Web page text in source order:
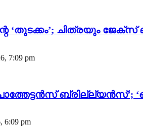
‘തുടക്കം’; ചിത്രയും
7:09 pm
ബ്രില്ല്യൻസ്’;
6:09 pm